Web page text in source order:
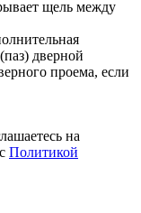
щель между
дверной
проема, если
на
Политикой